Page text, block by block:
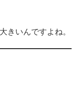
きいんですよね。